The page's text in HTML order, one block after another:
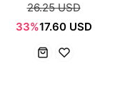
26.25 USD
33%17.60 USD